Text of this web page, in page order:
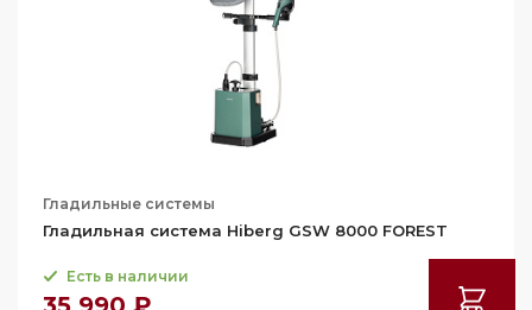
Гладильные системы
Гладильная система Hiberg GSW 8000 FOREST
Есть в наличии